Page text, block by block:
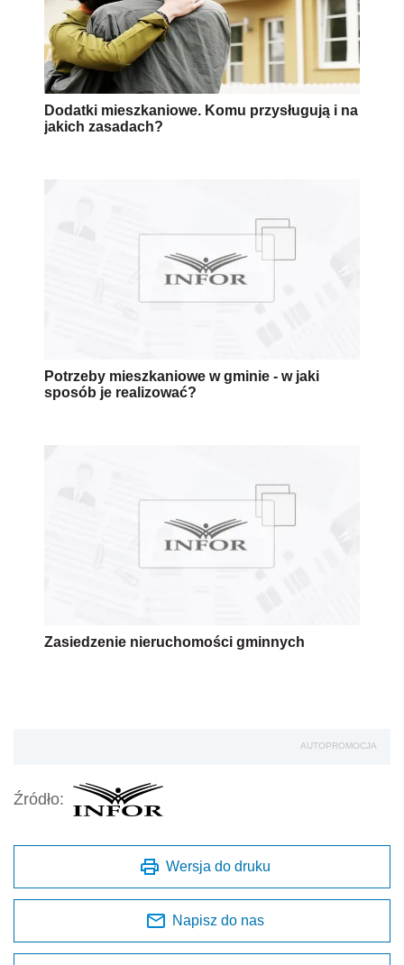
Dodatki mieszkaniowe. Komu przysługują i na
jakich zasadach?
Potrzeby mieszkaniowe w gminie - w jaki
sposób je realizować?
Zasiedzenie nieruchomości gminnych
AUTOPROMOCJA
Źródło:
Wersja do druku
Napisz do nas